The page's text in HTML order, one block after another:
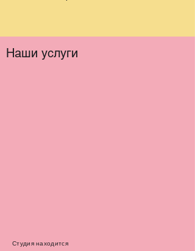
Наши услуги
Студия находится